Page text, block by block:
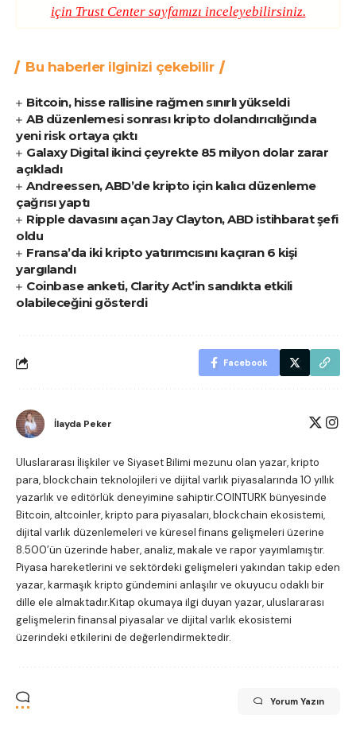
için Trust Centersayfamızı inceleyebilirsiniz.
Bu haberler ilginizi çekebilir
Bitcoin, hisse rallisine rağmen sınırlı yükseldi
AB düzenlemesi sonrası kripto dolandırıcılığında
yeni risk ortaya çıktı
Galaxy Digital ikinci çeyrekte 85 milyon dolar zarar
açıkladı
Andreessen, ABD’de kripto için kalıcı düzenleme
çağrısı yaptı
Ripple davasını açan Jay Clayton, ABD istihbarat şefi
oldu
Fransa’da iki kripto yatırımcısını kaçıran 6 kişi
yargılandı
Coinbase anketi, Clarity Act’in sandıkta etkili
olabileceğini gösterdi
Facebook
İlayda Peker
Uluslararası İlişkiler ve Siyaset Bilimi mezunu olan yazar, kripto
para, blockchain teknolojileri ve dijital varlık piyasalarında 10 yıllık
yazarlık ve editörlük deneyimine sahiptir.COINTURK bünyesinde
Bitcoin, altcoinler, kripto para piyasaları, blockchain ekosistemi,
dijital varlık düzenlemeleri ve küresel finans gelişmeleri üzerine
8.500’ün üzerinde haber, analiz, makale ve rapor yayımlamıştır.
Piyasa hareketlerini ve sektördeki gelişmeleri yakından takip eden
yazar, karmaşık kripto gündemini anlaşılır ve okuyucu odaklı bir
dille ele almaktadır.Kitap okumaya ilgi duyan yazar, uluslararası
gelişmelerin finansal piyasalar ve dijital varlık ekosistemi
üzerindeki etkilerini de değerlendirmektedir.
Yorum Yazın